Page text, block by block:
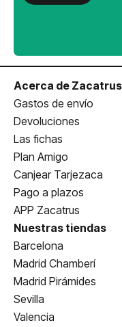
Acerca de Zacatrus
Gastos de envío
Devoluciones
Las fichas
Plan Amigo
Canjear Tarjezaca
Pago a plazos
APP Zacatrus
Nuestras tiendas
Barcelona
Madrid Chamberí
Madrid Pirámides
Sevilla
Valencia